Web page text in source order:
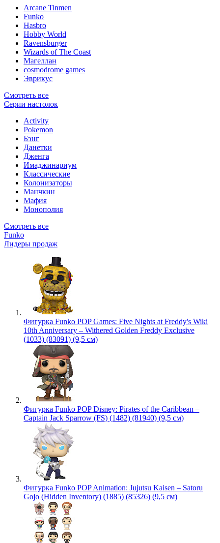
Arcane Tinmen
Funko
Hasbro
Hobby World
Ravensburger
Wizards of The Coast
Магеллан
сosmodrome games
Эврикус
Смотреть все
Серии настолок
Activity
Pokemon
Бэнг
Данетки
Дженга
Имаджинариум
Классические
Колонизаторы
Манчкин
Мафия
Монополия
Смотреть все
Funko
Лидеры продаж
Фигурка Funko POP Games: Five Nights at Freddy's Wiki
10th Anniversary – Withered Golden Freddy Exclusive
(1033) (83091) (9,5 см)
Фигурка Funko POP Disney: Pirates of the Caribbean –
Captain Jack Sparrow (FS) (1482) (81940) (9,5 см)
Фигурка Funko POP Animation: Jujutsu Kaisen – Satoru
Gojo (Hidden Inventory) (1885) (85326) (9,5 см)